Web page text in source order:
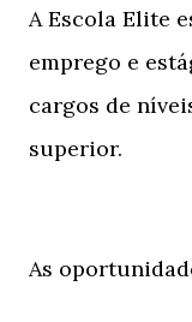
A Escola Elite
emprego e
cargos de
superior.
As